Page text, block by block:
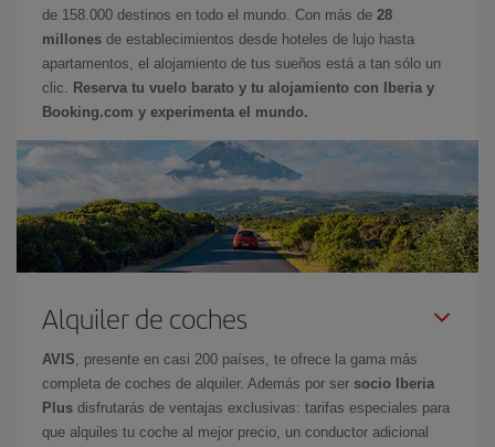
de 158.000 destinos en todo el mundo. Con más de 28
millones de establecimientos desde hoteles de lujo hasta
apartamentos, el alojamiento de tus sueños está a tan sólo un
clic.
Reserva tu vuelo barato y tu alojamiento con Iberia y
Booking.com y experimenta el mundo.
Alquiler de coches
AVIS , presente en casi 200 países, te ofrece la gama más
completa de coches de alquiler. Además por ser socio Iberia
Plus disfrutarás de ventajas exclusivas: tarifas especiales para
que alquiles tu coche al mejor precio, un conductor adicional